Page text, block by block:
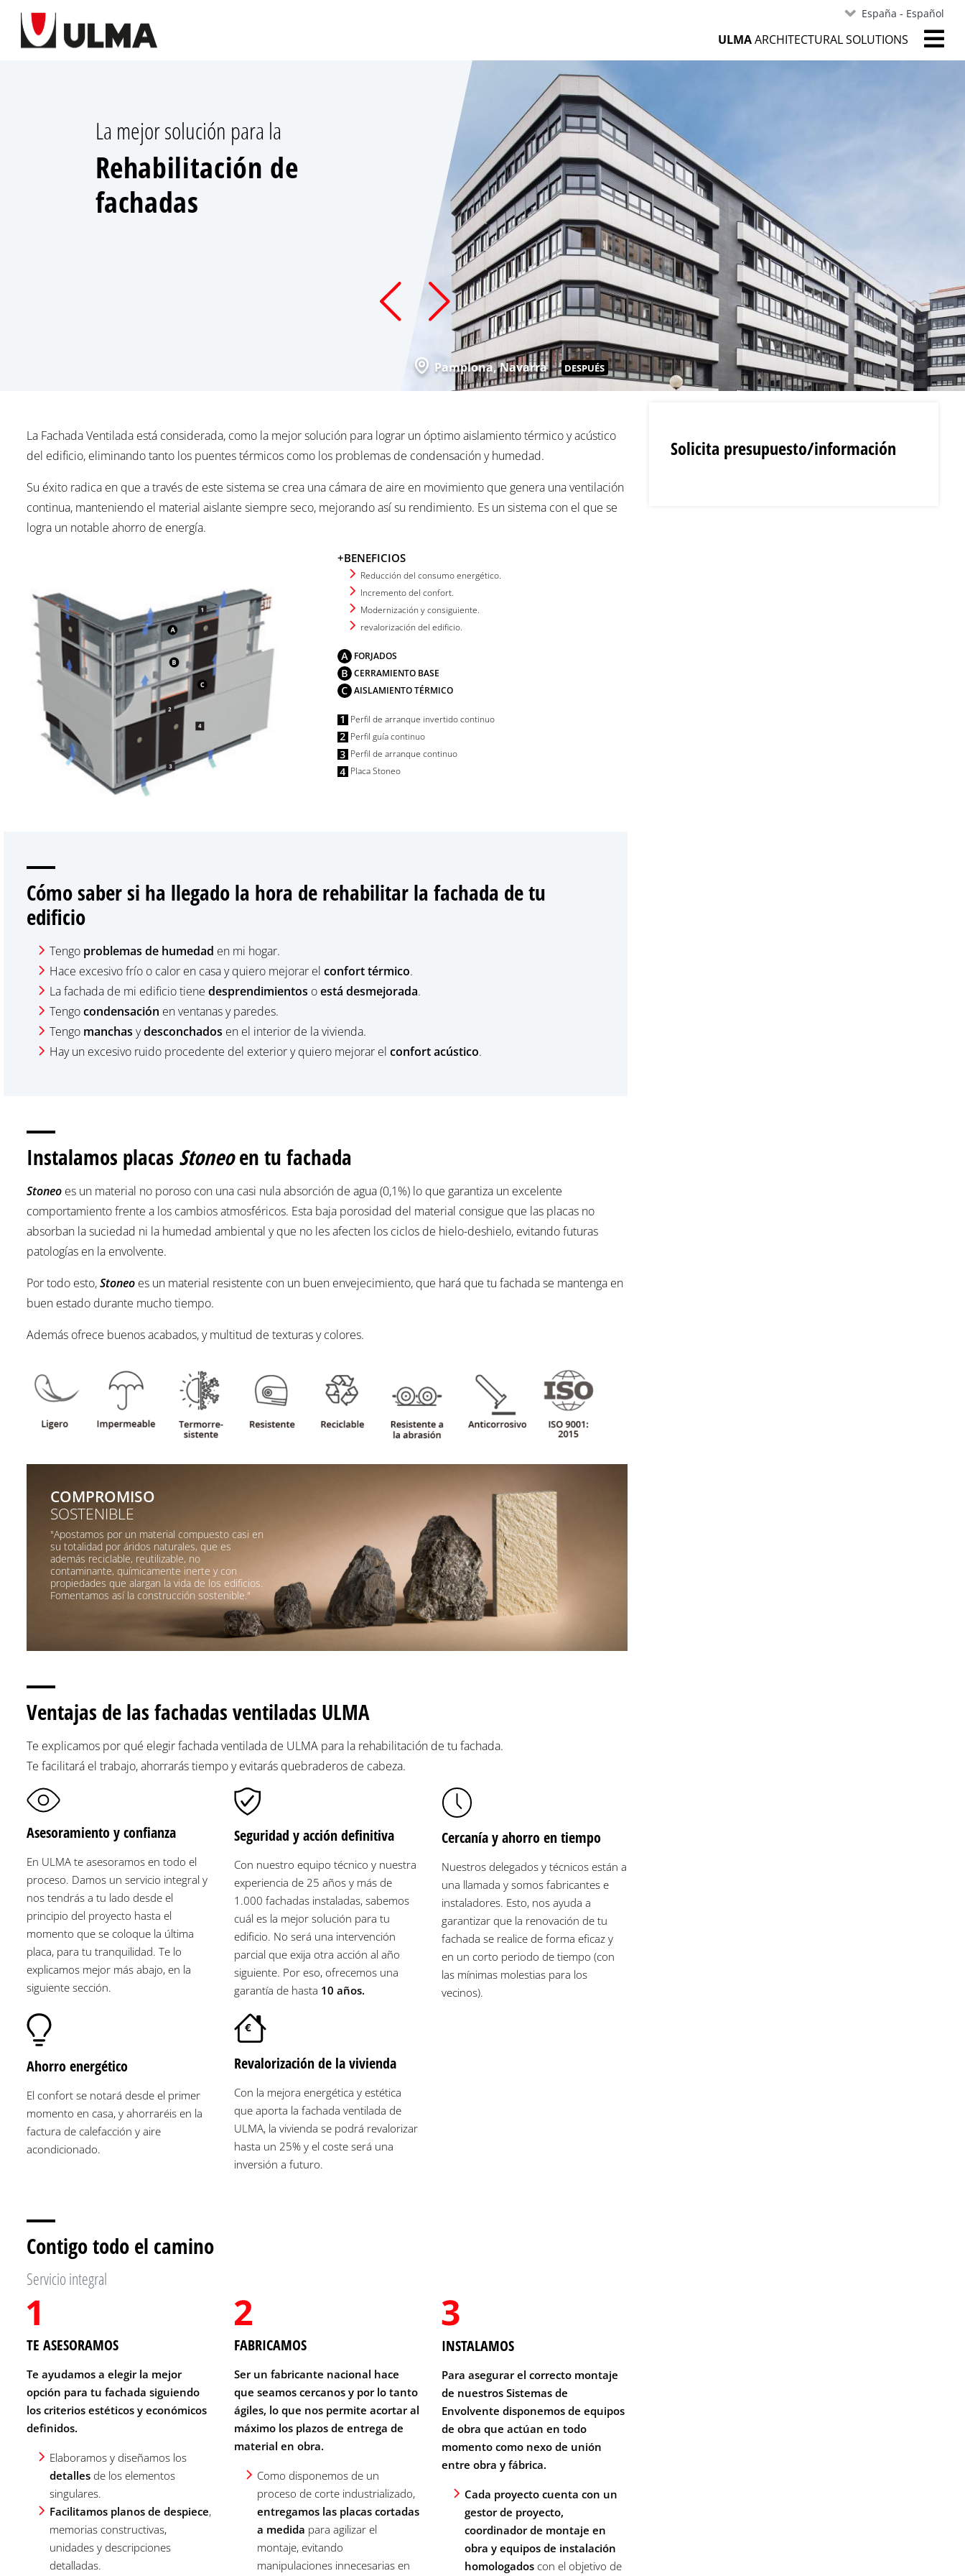
España - Español
ULMAARCHITECTURAL SOLUTIONS
La mejor solución para la
Rehabilitación de
fachadas
Pamplona, Navarra DESPUÉS
PreviousNext
La Fachada Ventilada está considerada, como la mejor solución para lograr un óptimo aislamiento térmico y acústico
del edificio, eliminando tanto los puentes térmicos como los problemas de condensación y humedad.
Su éxito radica en que a través de este sistema se crea una cámara de aire en movimiento que genera una ventilación
continua, manteniendo el material aislante siempre seco, mejorando así su rendimiento. Es un sistema con el que se
logra un notable ahorro de energía.
+BENEFICIOS
Reducción del consumo energético.
Incremento del confort.
Modernización y consiguiente.
revalorización del edificio.
FORJADOS
CERRAMIENTO BASE
AISLAMIENTO TÉRMICO
Perfil de arranque invertido continuo
Perfil guía continuo
Perfil de arranque continuo
Placa Stoneo
Cómo saber si ha llegado la hora de rehabilitar la fachada de tu
edificio
Tengo problemas de humedad en mi hogar.
Hace excesivo frío o calor en casa y quiero mejorar el confort térmico.
La fachada de mi edificio tiene desprendimientos oestá desmejorada.
Tengocondensación en ventanas y paredes.
Tengo manchas ydesconchados en el interior de la vivienda.
Hay un excesivo ruido procedente del exterior y quiero mejorar el confort acústico.
Instalamos placas Stoneoen tu fachada
Stoneo es un material no poroso con una casi nula absorción de agua (0,1%) lo que garantiza un excelente
comportamiento frente a los cambios atmosféricos. Esta baja porosidad del material consigue que las placas no
absorban la suciedad ni la humedad ambiental y que no les afecten los ciclos de hielo-deshielo, evitando futuras
patologías en la envolvente.
Por todo esto,Stoneo es un material resistente con un buen envejecimiento, que hará que tu fachada se mantenga en
buen estado durante mucho tiempo.
Además ofrece buenos acabados, y multitud de texturas y colores.
COMPROMISO
SOSTENIBLE
"Apostamos por un material compuesto casi en
su totalidad por áridos naturales, que es
además reciclable, reutilizable, no
contaminante, químicamente inerte y con
propiedades que alargan la vida de los edificios.
Fomentamos así la construcción sostenible."
Ventajas de las fachadas ventiladas ULMA
Te explicamos por qué elegir fachada ventilada de ULMA para la rehabilitación de tu fachada.
Te facilitará el trabajo, ahorrarás tiempo y evitarás quebraderos de cabeza.
Asesoramiento y confianza
En ULMA te asesoramos en todo el
proceso. Damos un servicio integral y
nos tendrás a tu lado desde el
principio del proyecto hasta el
momento que se coloque la última
placa, para tu tranquilidad. Te lo
explicamos mejor más abajo, en la
siguiente sección.
Seguridad y acción definitiva
Con nuestro equipo técnico y nuestra
experiencia de 25 años y más de
1.000 fachadas instaladas, sabemos
cuál es la mejor solución para tu
edificio. No será una intervención
parcial que exija otra acción al año
siguiente. Por eso, ofrecemos una
garantía de hasta 10 años.
Cercanía y ahorro en tiempo
Nuestros delegados y técnicos están a
una llamada y somos fabricantes e
instaladores. Esto, nos ayuda a
garantizar que la renovación de tu
fachada se realice de forma eficaz y
en un corto periodo de tiempo (con
las mínimas molestias para los
vecinos).
Ahorro energético
El confort se notará desde el primer
momento en casa, y ahorraréis en la
factura de calefacción y aire
acondicionado.
Revalorización de la vivienda
Con la mejora energética y estética
que aporta la fachada ventilada de
ULMA, la vivienda se podrá revalorizar
hasta un 25% y el coste será una
inversión a futuro.
Contigo todo el camino
Servicio integral
TE ASESORAMOS
Te ayudamos a elegir la mejor
opción para tu fachada siguiendo
los criterios estéticos y económicos
definidos.
Elaboramos y diseñamos los
detalles de los elementos
singulares.
Facilitamos planos de despiece,
memorias constructivas,
unidades y descripciones
detalladas.
FABRICAMOS
Ser un fabricante nacional hace
que seamos cercanos y por lo tanto
ágiles, lo que nos permite acortar al
máximo los plazos de entrega de
material en obra.
Como disponemos de un
proceso de corte industrializado,
entregamos las placas cortadas
a medida para agilizar el
montaje, evitando
manipulaciones innecesarias en
INSTALAMOS
Para asegurar el correcto montaje
de nuestros Sistemas de
Envolvente disponemos de equipos
de obra que actúan en todo
momento como nexo de unión
entre obra y fábrica.
Cada proyecto cuenta con un
gestor de proyecto,
coordinador de montaje en
obra y equipos de instalación
homologadoscon el objetivo de
Solicita presupuesto/información